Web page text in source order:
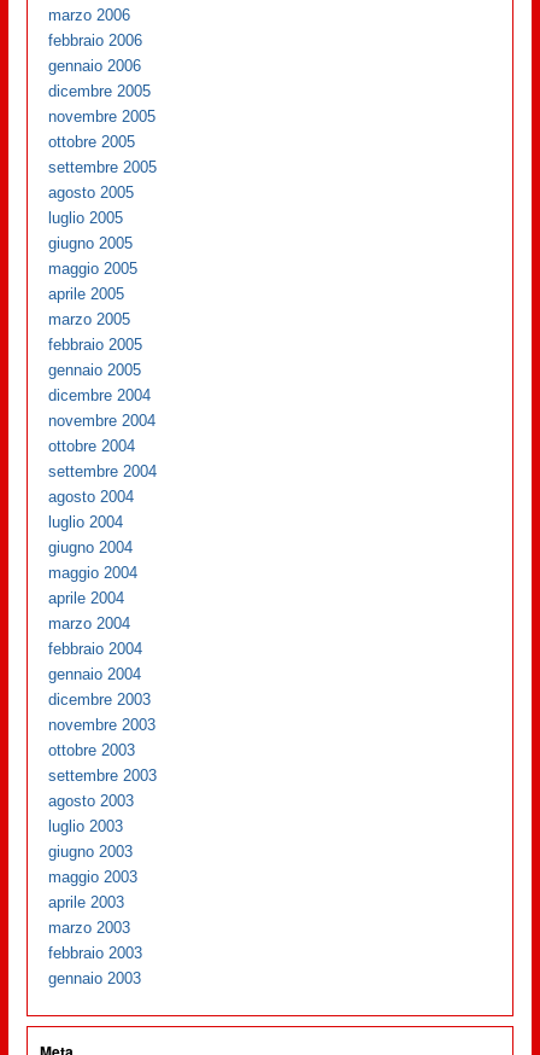
marzo 2006
febbraio 2006
gennaio 2006
dicembre 2005
novembre 2005
ottobre 2005
settembre 2005
agosto 2005
luglio 2005
giugno 2005
maggio 2005
aprile 2005
marzo 2005
febbraio 2005
gennaio 2005
dicembre 2004
novembre 2004
ottobre 2004
settembre 2004
agosto 2004
luglio 2004
giugno 2004
maggio 2004
aprile 2004
marzo 2004
febbraio 2004
gennaio 2004
dicembre 2003
novembre 2003
ottobre 2003
settembre 2003
agosto 2003
luglio 2003
giugno 2003
maggio 2003
aprile 2003
marzo 2003
febbraio 2003
gennaio 2003